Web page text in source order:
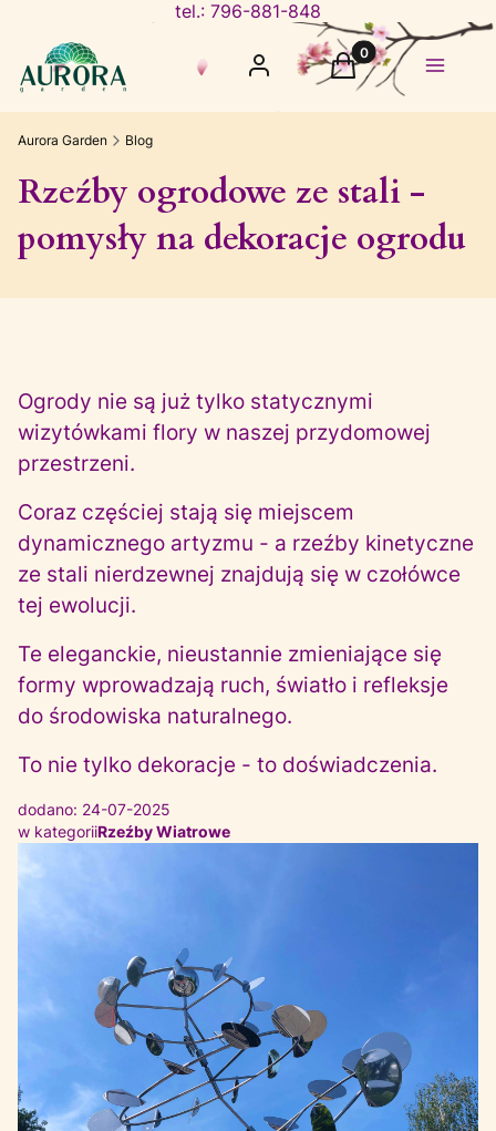
tel.: 796-881-848
Zaloguj się Produkty w
Koszyk Menu
Aurora Garden Blog
Rzeźby ogrodowe ze stali -
pomysły na dekoracje ogrodu
Ogrody nie są już tylko statycznymi
wizytówkami flory w naszej przydomowej
przestrzeni.
Coraz częściej stają się miejscem
dynamicznego artyzmu - a rzeźby kinetyczne
ze stali nierdzewnej znajdują się w czołówce
tej ewolucji.
Te eleganckie, nieustannie zmieniające się
formy wprowadzają ruch, światło i refleksje
do środowiska naturalnego.
To nie tylko dekoracje - to doświadczenia.
dodano: 24-07-2025
w kategoriiRzeźby Wiatrowe